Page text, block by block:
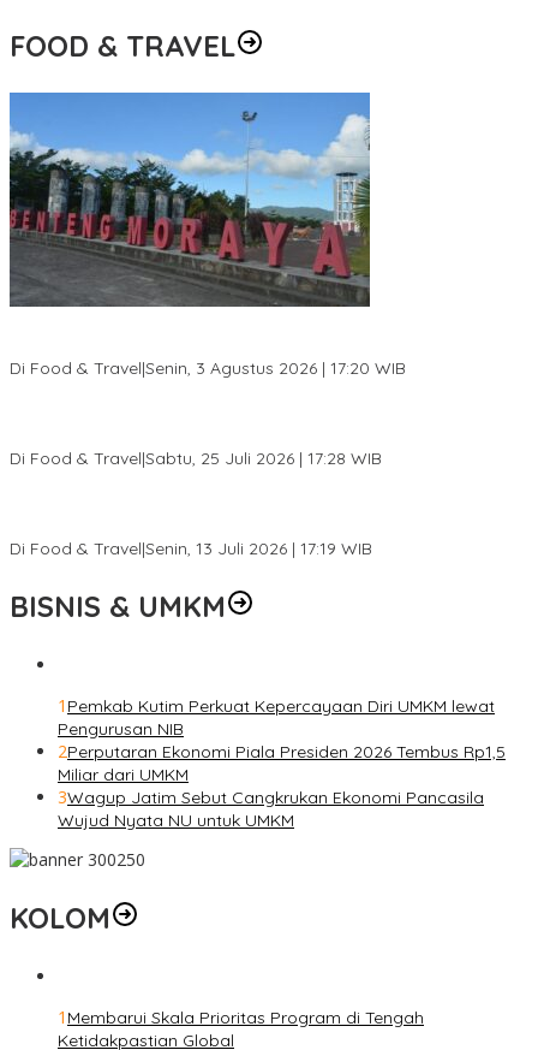
FOOD & TRAVEL
Di Food & Travel|Senin, 3 Agustus 2026 | 17:20 WIB
Di Food & Travel|Sabtu, 25 Juli 2026 | 17:28 WIB
Di Food & Travel|Senin, 13 Juli 2026 | 17:19 WIB
BISNIS & UMKM
1 Pemkab Kutim Perkuat Kepercayaan Diri UMKM lewat
Pengurusan NIB
2Perputaran Ekonomi Piala Presiden 2026 Tembus Rp1,5
Miliar dari UMKM
3Wagup Jatim Sebut Cangkrukan Ekonomi Pancasila
Wujud Nyata NU untuk UMKM
KOLOM
1 Membarui Skala Prioritas Program di Tengah
Ketidakpastian Global